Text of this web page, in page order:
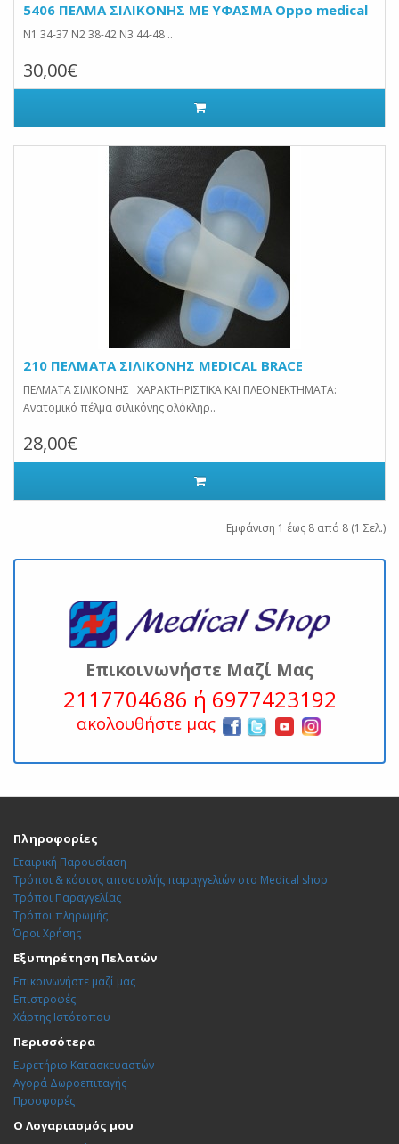
5406 ΠΕΛΜΑ ΣΙΛΙΚΟΝΗΣ ΜΕ ΥΦΑΣΜΑ Oppo medical
Ν1 34-37 Ν2 38-42 Ν3 44-48 ..
30,00€
210 ΠΕΛΜΑΤΑ ΣΙΛΙΚΟΝΗΣ MEDICAL BRACE
ΠΕΛΜΑΤΑ ΣΙΛΙΚΟΝΗΣ ΧΑΡΑΚΤΗΡΙΣΤΙΚΑ ΚΑΙ ΠΛΕΟΝΕΚΤΗΜΑΤΑ:
Ανατομικό πέλμα σιλικόνης ολόκληρ..
28,00€
Εμφάνιση 1 έως 8 από 8 (1 Σελ.)
Επικοινωνήστε Μαζί Μας
2117704686 ή 6977423192
ακολουθήστε μας
Πληροφορίες
Εταιρική Παρουσίαση
Τρόποι & κόστος αποστολής παραγγελιών στο Medical shop
Τρόποι Παραγγελίας
Τρόποι πληρωμής
Όροι Χρήσης
Εξυπηρέτηση Πελατών
Επικοινωνήστε μαζί μας
Επιστροφές
Χάρτης Ιστότοπου
Περισσότερα
Ευρετήριο Κατασκευαστών
Αγορά Δωροεπιταγής
Προσφορές
Ο Λογαριασμός μου